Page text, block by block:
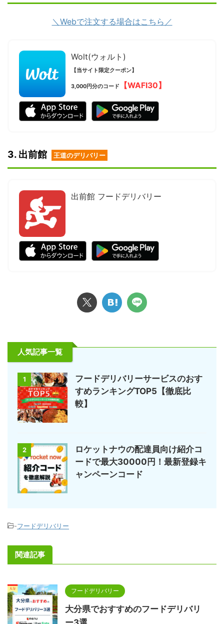
＼Webで注文する場合はこちら／
Wolt(ウォルト)
【当サイト限定クーポン】
3,000円分のコード 【WAFI30】
3. 出前館 王道のデリバリー
出前館 フードデリバリー
人気記事一覧
1
フードデリバリーサービスのおす
すめランキングTOP5【徹底比
較】
2
ロケットナウの配達員向け紹介コ
ードで最大30000円！最新登録キ
ャンペーンコード
-フードデリバリー
関連記事
フードデリバリー
大分県でおすすめのフードデリバリ